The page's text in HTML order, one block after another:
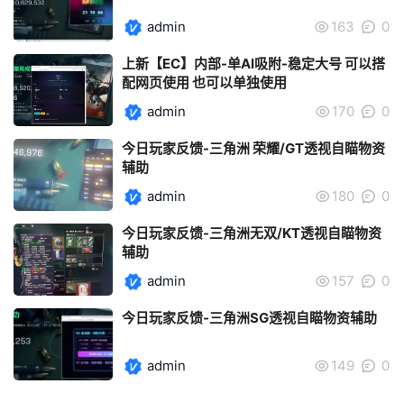
admin 163 0
上新【EC】内部-单AI吸附-稳定大号 可以搭
配网页使用 也可以单独使用
admin
170 0
今日玩家反馈-三角洲 荣耀/GT透视自瞄物资
辅助
admin
180 0
今日玩家反馈-三角洲无双/KT透视自瞄物资
辅助
admin
157 0
今日玩家反馈-三角洲SG透视自瞄物资辅助
admin 149 0